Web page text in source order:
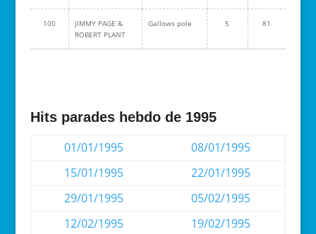
100
JIMMY PAGE &
ROBERT PLANT
Gallows pole 5 81
Hits parades hebdo de 1995
01/01/1995
08/01/1995
15/01/1995
22/01/1995
29/01/1995
05/02/1995
12/02/1995
19/02/1995